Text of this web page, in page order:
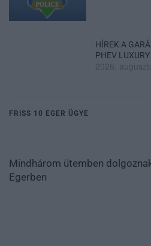
HÍREK A
PHEV
2026.
FRISS 10 EGER ÜGYE
Mindhárom ütemben
Egerben